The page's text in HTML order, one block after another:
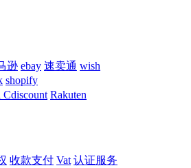
逊 ebay 速卖通 wish
shopify
Cdiscount Rakuten
收款支付 Vat 认证服务